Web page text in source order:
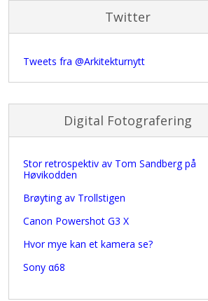
Twitter
Tweets fra @Arkitekturnytt
Digital Fotografering
Stor retrospektiv av Tom Sandberg på
Høvikodden
Brøyting av Trollstigen
Canon Powershot G3 X
Hvor mye kan et kamera se?
Sony α68